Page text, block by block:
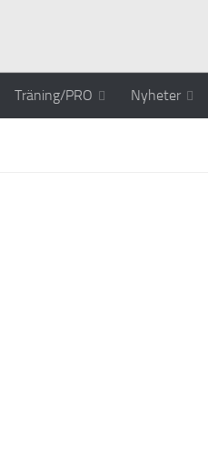
Träning/PRO Nyheter